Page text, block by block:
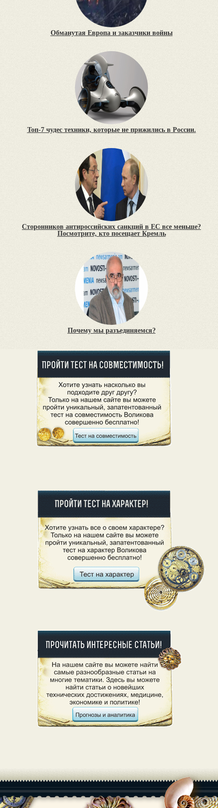
Обманутая Европа и заказчики войны
Топ-7 чудес техники, которые не прижились в России.
Сторонников антироссийских санкций в ЕС все меньше?
Посмотрите, кто посещает Кремль
Почему мы разъединяемся?